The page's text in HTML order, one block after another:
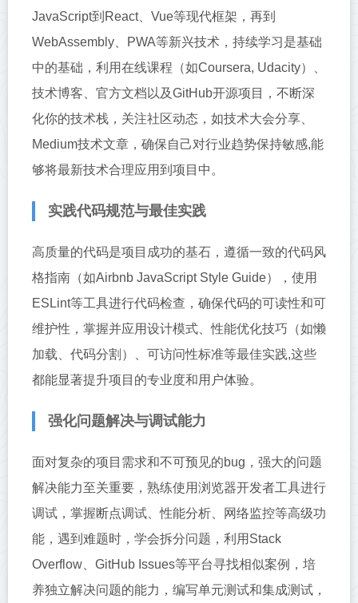
JavaScript到React、Vue等现代框架，再到
WebAssembly、PWA等新兴技术，持续学习是基础
中的基础，利用在线课程（如Coursera, Udacity）、
技术博客、官方文档以及GitHub开源项目，不断深
化你的技术栈，关注社区动态，如技术大会分享、
Medium技术文章，确保自己对行业趋势保持敏感,能
够将最新技术合理应用到项目中。
实践代码规范与最佳实践
高质量的代码是项目成功的基石，遵循一致的代码风
格指南（如Airbnb JavaScript Style Guide），使用
ESLint等工具进行代码检查，确保代码的可读性和可
维护性，掌握并应用设计模式、性能优化技巧（如懒
加载、代码分割）、可访问性标准等最佳实践,这些
都能显著提升项目的专业度和用户体验。
强化问题解决与调试能力
面对复杂的项目需求和不可预见的bug，强大的问题
解决能力至关重要，熟练使用浏览器开发者工具进行
调试，掌握断点调试、性能分析、网络监控等高级功
能，遇到难题时，学会拆分问题，利用Stack
Overflow、GitHub Issues等平台寻找相似案例，培
养独立解决问题的能力，编写单元测试和集成测试，